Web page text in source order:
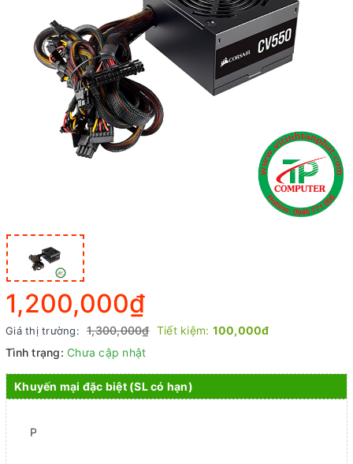
1,200,000₫
Giá thị trường: 1,300,000₫ Tiết kiệm: 100,000đ
Tình trạng: Chưa cập nhật
Khuyến mại đặc biệt (SL có hạn)
P